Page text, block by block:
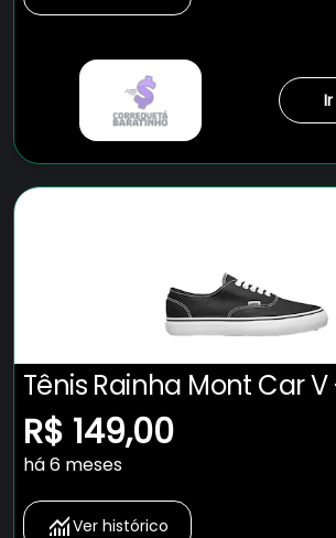
Tênis Rainha Mont Car V
R$ 149,00
há 6 meses
Ver histórico